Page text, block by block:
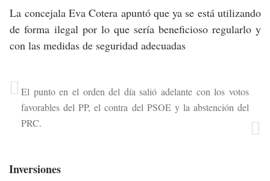
La concejala Eva Cotera apuntó que ya se está utilizando
de forma ilegal por lo que sería beneficioso regularlo y
con las medidas de seguridad adecuadas
El punto en el orden del día salió adelante con los votos
favorables del PP, el contra del PSOE y la abstención del
PRC.
Inversiones